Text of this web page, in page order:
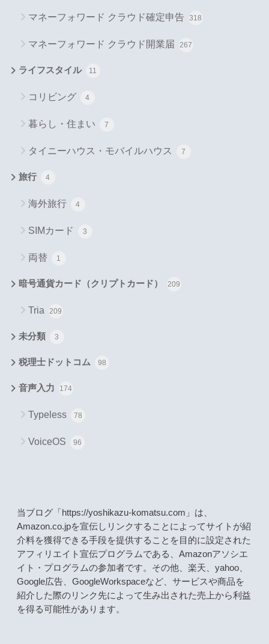
マネーフォワード クラウド確定申告 318
マネーフォワード クラウド開業届 267
ライフスタイル 11
コリビング 4
暮らし・住まい 7
タイニーハウス・モバイルハウス 7
旅行 4
海外旅行 4
SIMカード 3
両替 1
暗号通貨カード（クリプトカード） 209
Tria 209
未分類 3
税理士ドットコム 98
音声入力 174
Typeless 78
VoiceOS 96
当ブログ「https://yoshikazu-komatsu.com」は、
Amazon.co.jpを宣伝しリンクすることによってサイトが紹
介料を獲得できる手段を提供することを目的に設定された
アフィリエイト宣伝プログラムである、Amazonアソシエ
イト・プログラムの参加者です。その他、楽天、yahoo、
Google広告、GoogleWorkspaceなど、サービスや商品を
紹介した際のリンク先によって生み出された売上から利益
を得る可能性があります。